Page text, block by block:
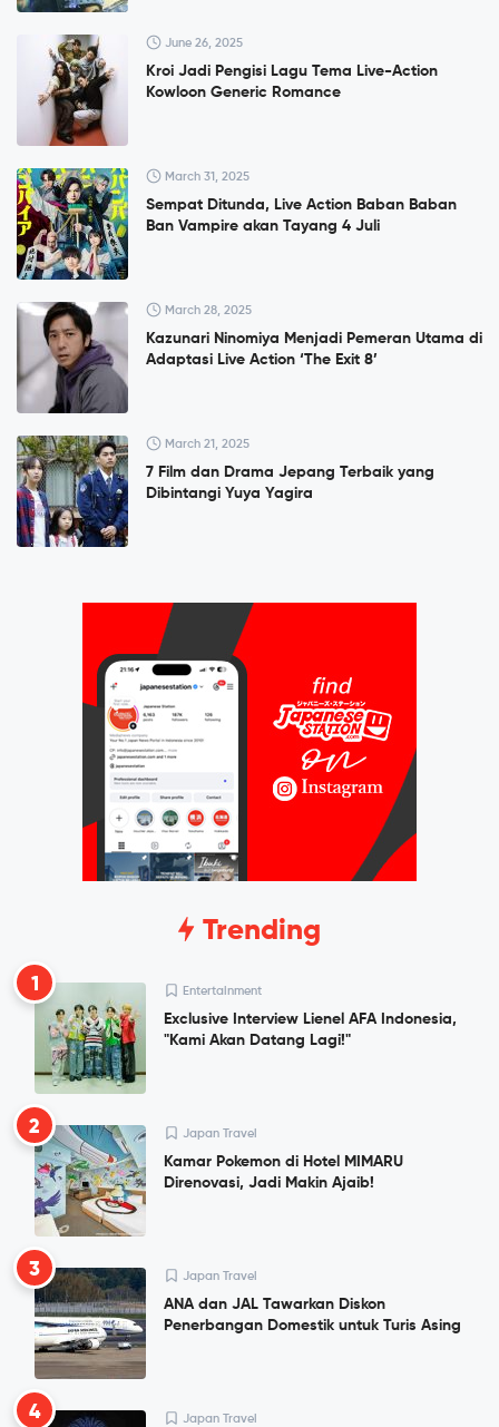
June 26, 2025
Kroi Jadi Pengisi Lagu Tema Live-Action
Kowloon Generic Romance
March 31, 2025
Sempat Ditunda, Live Action Baban Baban
Ban Vampire akan Tayang 4 Juli
March 28, 2025
Kazunari Ninomiya Menjadi Pemeran Utama di
Adaptasi Live Action ‘The Exit 8’
March 21, 2025
7 Film dan Drama Jepang Terbaik yang
Dibintangi Yuya Yagira
Trending
1 Entertainment
Exclusive Interview Lienel AFA Indonesia,
"Kami Akan Datang Lagi!"
2 Japan Travel
Kamar Pokemon di Hotel MIMARU
Direnovasi, Jadi Makin Ajaib!
3 Japan Travel
ANA dan JAL Tawarkan Diskon
Penerbangan Domestik untuk Turis Asing
4 Japan Travel